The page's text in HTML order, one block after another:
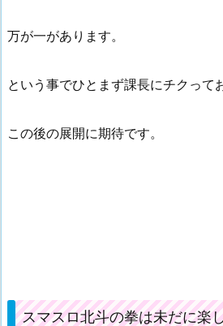
万が一があります。
という事でひとまず課長にチクって
この後の展開に期待です。
スマスロ北斗の拳は未だに楽